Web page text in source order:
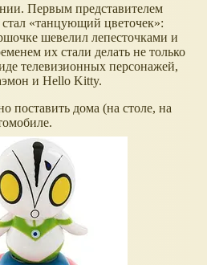
Первым представителем
танцующий цветочек :
шевелил лепесточками и
их стали делать не только
телевизионных персонажей,
и Hello Kitty.
поставить дома (на столе, на